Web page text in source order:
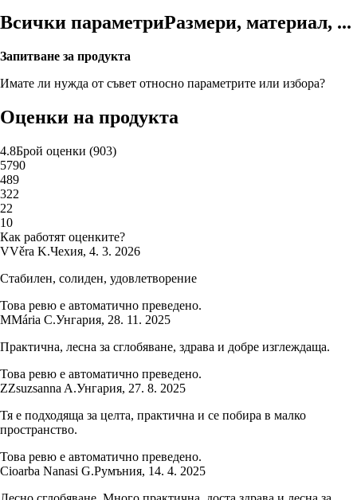
Всички параметриРазмери, материал, ...
Запитване за продукта
Имате ли нужда от съвет относно параметрите или избора?
Оценки на продукта
4.8Брой оценки (903)
5790
489
322
22
10
Как работят оценките?
VVěra K.Чехия, 4. 3. 2026
Стабилен, солиден, удовлетворение
Това ревю е автоматично преведено.
MMária C.Унгария, 28. 11. 2025
Практична, лесна за сглобяване, здрава и добре изглеждаща.
Това ревю е автоматично преведено.
ZZsuzsanna A.Унгария, 27. 8. 2025
Тя е подходяща за целта, практична и се побира в малко
пространство.
Това ревю е автоматично преведено.
Cioarba Nanasi G.Румъния, 14. 4. 2025